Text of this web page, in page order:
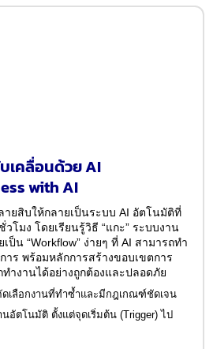
เคลื่อนด้วย AI
with AI
ยสิบให้กลายเป็นระบบ AI อัตโนมัติที่
โมง โดยเรียนรู้วิธี “แกะ” ระบบงาน
ป็น “Workflow” ง่ายๆ ที่ AI สามารถทำ
ร พร้อมหลักการสร้างขอบเขตการ
ำงานได้อย่างถูกต้องและปลอดภัย
ดเลือกงานที่ทำซ้ำและมีกฎเกณฑ์ชัดเจน
นอัตโนมัติ ตั้งแต่จุดเริ่มต้น (Trigger) ไป